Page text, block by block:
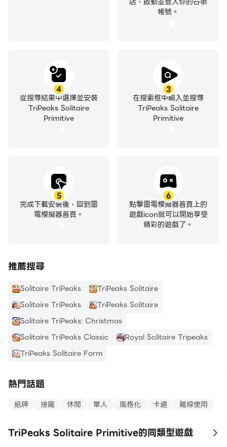
帳號。
3
在搜索框中輸入並搜尋
TriPeaks Solitaire
Primitive
4
從搜尋結果中選擇並安裝
TriPeaks Solitaire
Primitive
5
完成下載安裝後，回到雷
電模擬器首頁。
6
點擊雷電模擬器首頁上的
遊戲icon就可以開始享受
精彩的遊戲了。
推薦搜尋
Solitaire TriPeaks
TriPeaks Solitaire
Solitaire TriPeaks
TriPeaks Solitaire
Solitaire TriPeaks: Christmas
Solitaire TriPeaks Classic
Royal Solitaire Tripeaks
TriPeaks Solitaire Farm
熱門話題
紙牌 接龍 休閒 單人 風格化 卡通 離線使用
TriPeaks Solitaire Primitive的同類型遊戲 to